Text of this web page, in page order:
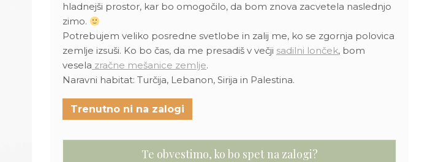
hladnejši prostor, kar bo omogočilo, da bom znova zacvetela naslednjo
zimo.
Potrebujem veliko posredne svetlobe in zalij me, ko se zgornja polovica
zemlje izsuši. Ko bo čas, da me presadiš v večji sadilni lonček, bom
vesela zračne mešanice zemlje.
Naravni habitat: Turčija, Lebanon, Sirija in Palestina.
Trenutno ni na zalogi
Te obvestimo, ko bo spet na zalogi?